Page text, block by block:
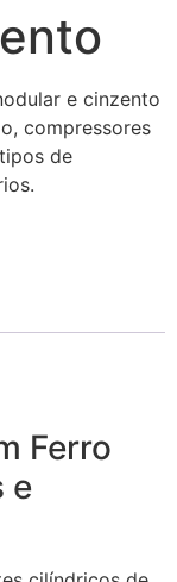
e cinzento
compressores
de
Ferro
e